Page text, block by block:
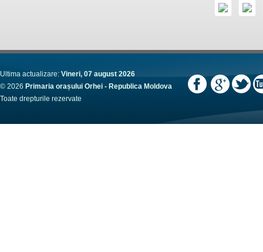
Ultima actualizare: Vineri, 07 august 2026
© 2026 Primaria orașului Orhei - Republica Moldova
Toate drepturile rezervate